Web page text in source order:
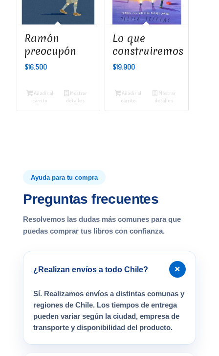
Ramón
preocupón
$16.500
Añadir al
carrito
Mostrar
detalles
Lo que
construiremos
$19.900
Añadir al
carrito
Mostrar
detalles
Ayuda para tu compra
Preguntas frecuentes
Resolvemos las dudas más comunes para que
puedas comprar tus libros con confianza.
¿Realizan envíos a todo Chile? +
Sí. Realizamos envíos a distintas comunas y
regiones de Chile. Los tiempos de entrega
pueden variar según la ciudad, empresa de
transporte y disponibilidad del producto.